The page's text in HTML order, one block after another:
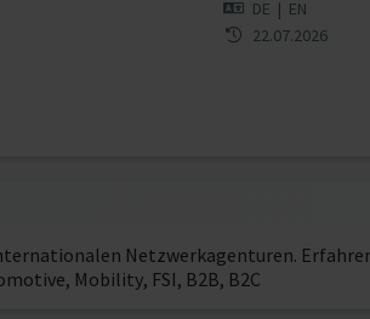
DE | EN
22.07.2026
Netzwerkagenturen.
Mobility, FSI, B2B, B2C